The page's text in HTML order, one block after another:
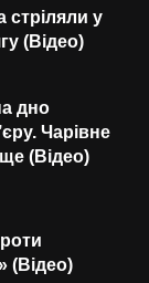
стріляли у
(Відео)
дно
Чарівне
(Відео)
(Відео)